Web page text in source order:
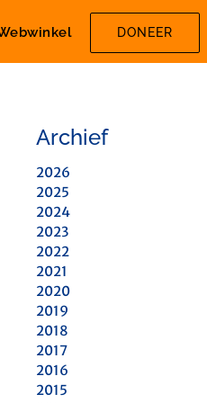
DONEER
Archief
2026
2025
2024
2023
2022
2021
2020
2019
2018
2017
2016
2015